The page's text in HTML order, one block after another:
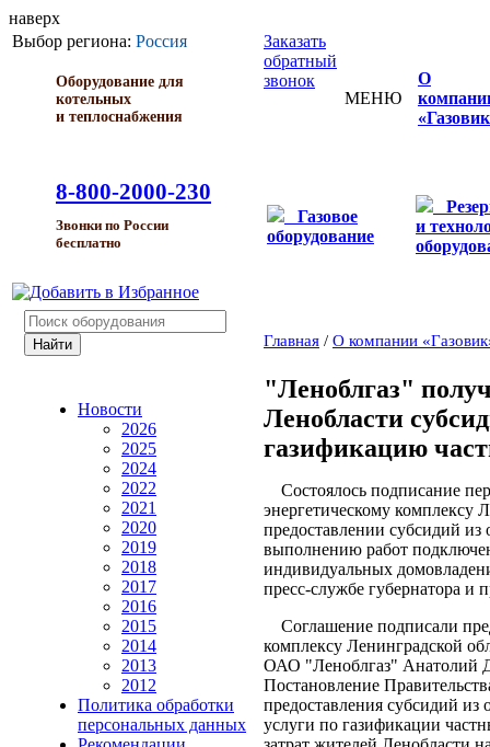
наверх
Выбор региона: Россия
Оборудование для
котельных
и теплоснабжения
8-800-2000-230
Звонки по России
бесплатно
Заказать
обратный
звонок
МЕНЮ
О
Газовое
оборудование
и
Новости
2026
2025
2024
2022
2021
2020
2019
2018
2017
2016
2015
2014
2013
2012
Политика обработки
персональных данных
Главная / О компании
"Леноблгаз"
Ленобласти
газификацию
Состоялось подписание
энергетическому
предоставлении субсидий из
выполнению работ
индивидуальных
пресс-службе губернатора и
Соглашение подписали
комплексу Ленинградской
ОАО "Леноблгаз" Анатолий
Постановление
предоставления субсидий
услуги по газификации